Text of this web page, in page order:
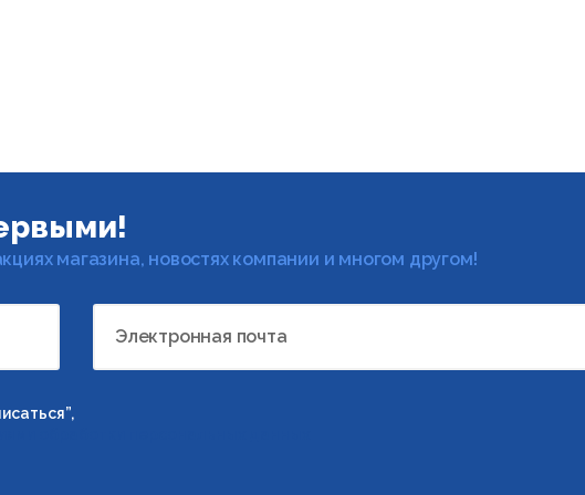
магазина, новостях компании и многом другом!
Электронная почта